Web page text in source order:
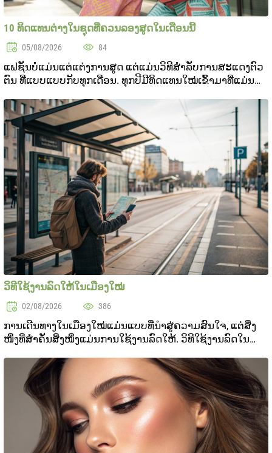
10 ທິດແທນຕ່າງໃນຊຸດທີ່ຄວນລອງສູດໃນເດືອນນີ້
05/08/2026 84
ແຟຊັນບໍ່ແມ່ນແຕ່ແຕ່ງການສູດ ແຕ່ແມ່ນວິທີສໍາລັບການສະແດງຕົວ
ຕົນ ທີ່ແບບແບບກັບທຸກເດືອນ. ທຸກປີມີທິດແທນໃໝ່ເຂົ້າມາທີ່ແມ່ນ
ສາມາດແບ່ງອອກໄດ້ເຮັດໃຫ້ເພີ່ມຄວາມບໍລິສຸດໃນກ..
ວິທີໃຊ້ງານລົດໃຫ້ໃນເມືອງໃໝ່
02/08/2026 386
ການເດີນທາງໃນເມືອງໃໝ່ແມ່ນແບບທີ່ນໍາສູ່ຄວາມສົນໃຈ, ແຕ່ສິ່ງ
ໜຶ່ງທີ່ສໍາຄັນສິ່ງໜຶ່ງແມ່ນການໃຊ້ງານລົດໃຫ້. ວິທີໃຊ້ງານລົດໃນ
ຂະບວນງານນີ້ຄື ການຄົບຄືນຂອງລົດສາທາງ ..